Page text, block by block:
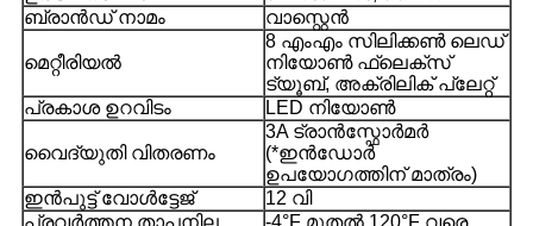
ബ്രാൻഡ് നാമം
വാസ്റ്റെൻ
മെറ്റീരിയൽ
8 എംഎം സിലിക്കൺ ലെഡ്
നിയോൺ ഫ്ലെക്സ്
ട്യൂബ്, അക്രിലിക് പ്ലേറ്റ്
പ്രകാശ ഉറവിടം
LED നിയോൺ
വൈദ്യുതി വിതരണം
3A ട്രാൻസ്ഫോർമർ
(*ഇൻഡോർ
ഉപയോഗത്തിന് മാത്രം)
ഇൻപുട്ട് വോൾട്ടേജ്
12 വി
പ്രവർത്തന താപനില
-4°F മുതൽ 120°F വരെ